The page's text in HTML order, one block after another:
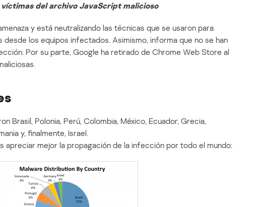
del archivo JavaScript malicioso
y está neutralizando las técnicas que se usaron para
desde los equipos infectados. Asimismo, informa que no se han
Por su parte, Google ha retirado de Chrome Web Store al
Brasil, Polonia, Perú, Colombia, México, Ecuador, Grecia,
y, finalmente, Israel.
apreciar mejor la propagación de la infección por todo el mundo: